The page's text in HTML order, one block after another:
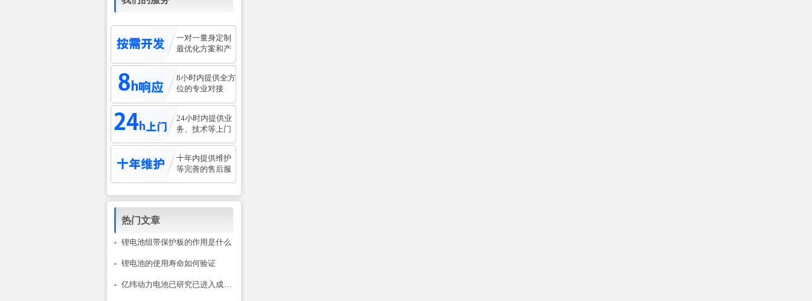
一对一量身定制
最优化方案和产
8小时内提供全方
位的专业对接
24小时内提供业
务、技术等上门
十年内提供维护
等完善的售后服
热门文章
锂电池组带保护板的作用是什么
锂电池的使用寿命如何验证
亿纬动力电池已研究已进入成熟阶段